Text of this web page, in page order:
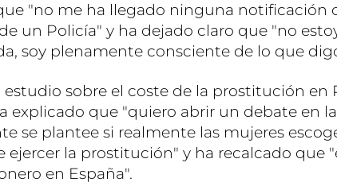
"no me ha llegado ninguna notificación
un Policía" y ha dejado claro que "no
soy plenamente consciente de lo que
estudio sobre el coste de la prostitución en
explicado que "quiero abrir un debate en
se plantee si realmente las mujeres
ejercer la prostitución" y ha recalcado que
en España".